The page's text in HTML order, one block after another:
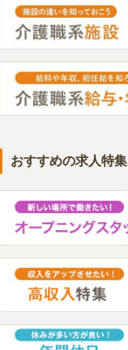
おすすめの求人特集